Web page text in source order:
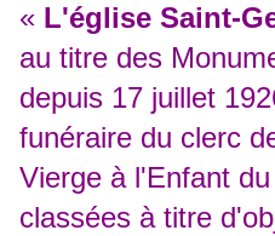
« L'église Saint-
au titre des
depuis 17 juillet
funéraire du clerc
Vierge à l'Enfant
classées à titre